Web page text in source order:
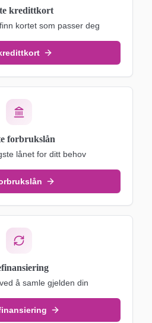
kredittkort
kortet som passer deg
forbrukslån
lånet for ditt behov
å samle gjelden din